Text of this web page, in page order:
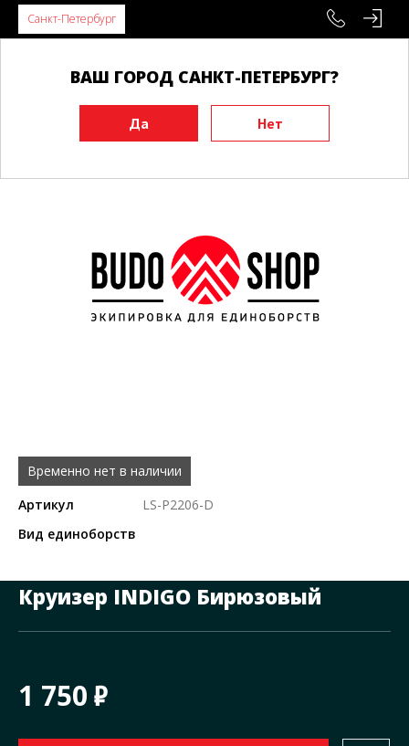
Санкт-Петербург
ВАШ ГОРОД САНКТ-ПЕТЕРБУРГ?
Временно нет в наличии
Артикул
LS-P2206-D
Вид единоборств
Круизер INDIGO Бирюзовый
1 750